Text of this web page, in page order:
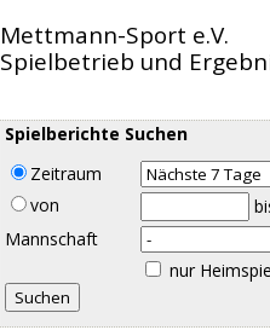
Mettmann-Sport e.V.
Spielbetrieb und
Spielberichte Suchen
Zeitraum
von
Mannschaft
nur